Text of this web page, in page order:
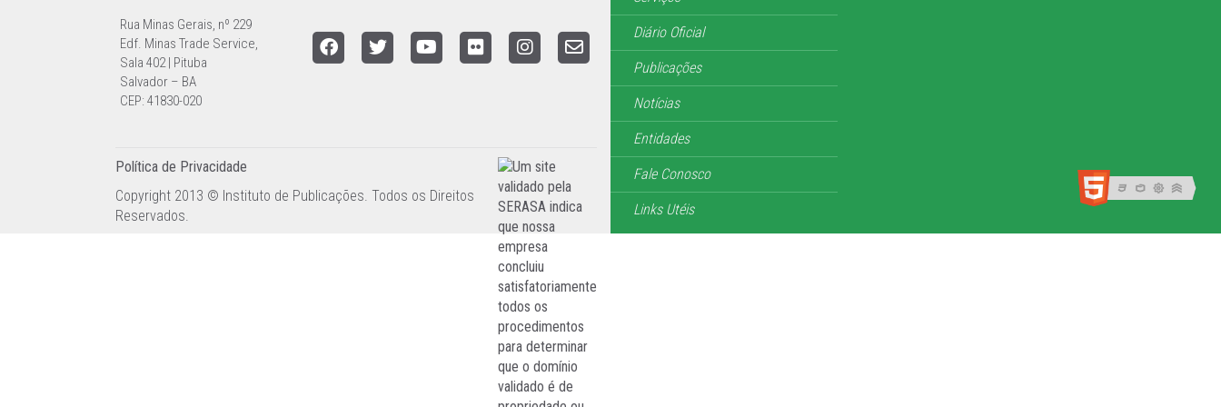
Rua Minas Gerais, nº 229
Edf. Minas Trade Service,
Sala 402 | Pituba
Salvador – BA
CEP: 41830-020
Política de Privacidade
Copyright 2013 © Instituto de Publicações. Todos os Direitos
Reservados.
Diário Oficial
Publicações
Notícias
Entidades
Fale Conosco
Links Utéis